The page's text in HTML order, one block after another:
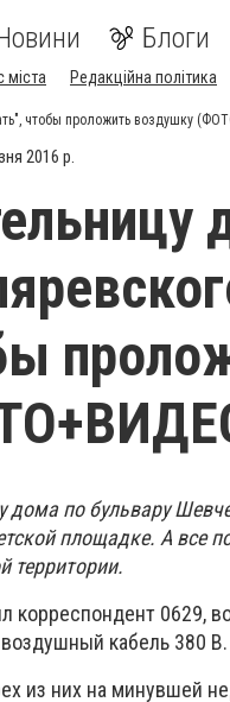
Блоги
міста Редакційна політика
чтобы проложить воздушку
2016 р.
дома по бульвару
площадке. А все
территории.
корреспондент 0629,
кабель 380
из них на минувшей